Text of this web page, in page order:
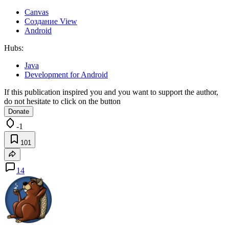
Canvas
Создание View
Android
Hubs:
Java
Development for Android
If this publication inspired you and you want to support the author,
do not hesitate to click on the button
Donate
-1
101
14